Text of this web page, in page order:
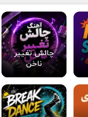
چالش تغییر
ناخن